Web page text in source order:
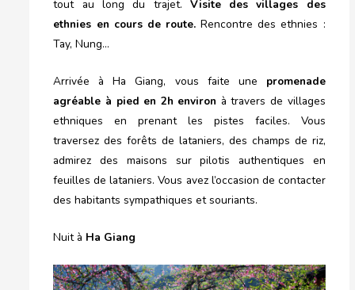
tout au long du trajet. Visite des villages des
ethnies en cours de route. Rencontre des ethnies :
Tay, Nung…
Arrivée à Ha Giang, vous faite une promenade
agréable à pied en 2h environ à travers de villages
ethniques en prenant les pistes faciles. Vous
traversez des forêts de lataniers, des champs de riz,
admirez des maisons sur pilotis authentiques en
feuilles de lataniers. Vous avez l’occasion de contacter
des habitants sympathiques et souriants.
Nuit à Ha Giang